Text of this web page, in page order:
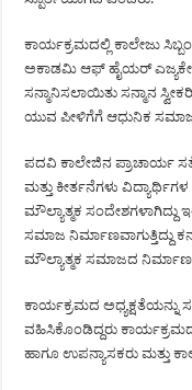
ಕಾರ್ಯಕ್ರಮದಲ್ಲಿ ಕಾಲೇಜು
ಅಕಾಡಮಿ ಆಫ್ ಹೈಯರ್
ಸನ್ಮಾನಿಸಲಾಯಿತು ಸನ್ಮಾನ
ಯುವ ಪೀಳಿಗೆಗೆ ಆಧುನಿಕ
ಪದವಿ ಕಾಲೇಜಿನ ಪ್ರಾಚಾರ್ಯ
ಮತ್ತು ಕೀರ್ತನೆಗಳು
ಮೌಲ್ಯಾತ್ಮಕ
ಸಮಾಜ ನಿರ್ಮಾಣವಾಗುತ್ತಿದ್ದು
ಮೌಲ್ಯಾತ್ಮಕ ಸಮಾಜದ
ಕಾರ್ಯಕ್ರಮದ ಅಧ್ಯಕ್ಷತೆಯನ್ನು
ವಹಿಸಿಕೊಂಡಿದ್ದರು
ಹಾಗೂ ಉಪನ್ಯಾಸಕರು ಮತ್ತು